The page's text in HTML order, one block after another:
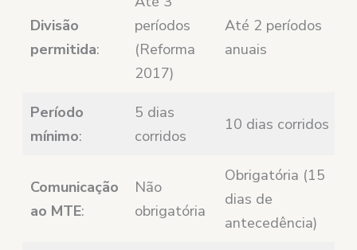
Divisão
permitida:
períodos
(Reforma
2017)
Até 2 períodos
anuais
Período
mínimo:
5 dias
corridos
10 dias corridos
Comunicação
ao MTE:
Não
obrigatória
Obrigatória (15
dias de
antecedência)